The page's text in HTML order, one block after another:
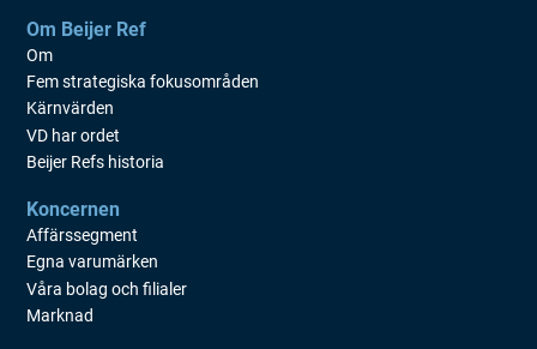
Om Beijer Ref
Om
Fem strategiska fokusområden
Kärnvärden
VD har ordet
Beijer Refs historia
Koncernen
Affärssegment
Egna varumärken
Våra bolag och filialer
Marknad